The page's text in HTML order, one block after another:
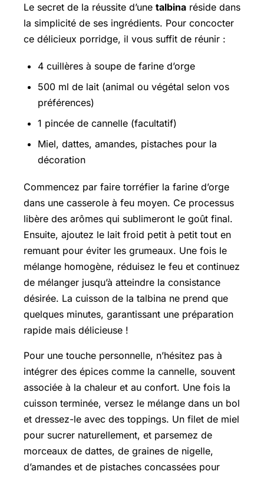
Le secret de la réussite d’une talbina réside dans
la simplicité de ses ingrédients. Pour concocter
ce délicieux porridge, il vous suffit de réunir :
4 cuillères à soupe de farine d’orge
500 ml de lait (animal ou végétal selon vos
préférences)
1 pincée de cannelle (facultatif)
Miel, dattes, amandes, pistaches pour la
décoration
Commencez par faire torréfier la farine d’orge
dans une casserole à feu moyen. Ce processus
libère des arômes qui sublimeront le goût final.
Ensuite, ajoutez le lait froid petit à petit tout en
remuant pour éviter les grumeaux. Une fois le
mélange homogène, réduisez le feu et continuez
de mélanger jusqu’à atteindre la consistance
désirée. La cuisson de la talbina ne prend que
quelques minutes, garantissant une préparation
rapide mais délicieuse !
Pour une touche personnelle, n’hésitez pas à
intégrer des épices comme la cannelle, souvent
associée à la chaleur et au confort. Une fois la
cuisson terminée, versez le mélange dans un bol
et dressez-le avec des toppings. Un filet de miel
pour sucrer naturellement, et parsemez de
morceaux de dattes, de graines de nigelle,
d’amandes et de pistaches concassées pour